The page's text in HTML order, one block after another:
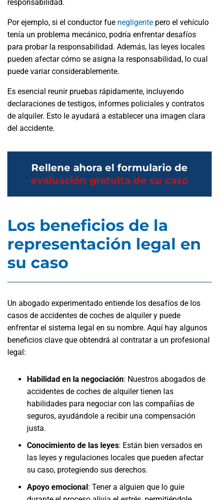
responsabilidad.
Por ejemplo, si el conductor fue negligente pero el vehículo
tenía un problema mecánico, podría enfrentar desafíos
para probar la responsabilidad. Además, las leyes locales
pueden afectar cómo se asigna la responsabilidad, lo cual
puede variar considerablemente.
Es esencial reunir pruebas rápidamente, incluyendo
declaraciones de testigos, informes policiales y contratos
de alquiler. Esto le ayudará a establecer una imagen clara
del accidente.
Rellene ahora el formulario de
evaluación gratuita de su caso
Los beneficios de la
representación legal en
su caso
Un abogado experimentado entiende los desafíos de los
casos de accidentes de coches de alquiler y puede
enfrentar el sistema legal en su nombre. Aquí hay algunos
beneficios clave que obtendrá al contratar a un profesional
legal:
Habilidad en la negociación: Nuestros abogados de
accidentes de coches de alquiler tienen las
habilidades para negociar con las compañías de
seguros, ayudándole a recibir una compensación
justa.
Conocimiento de las leyes: Están bien versados en
las leyes y regulaciones locales que pueden afectar
su caso, protegiendo sus derechos.
Apoyo emocional: Tener a alguien que lo guíe